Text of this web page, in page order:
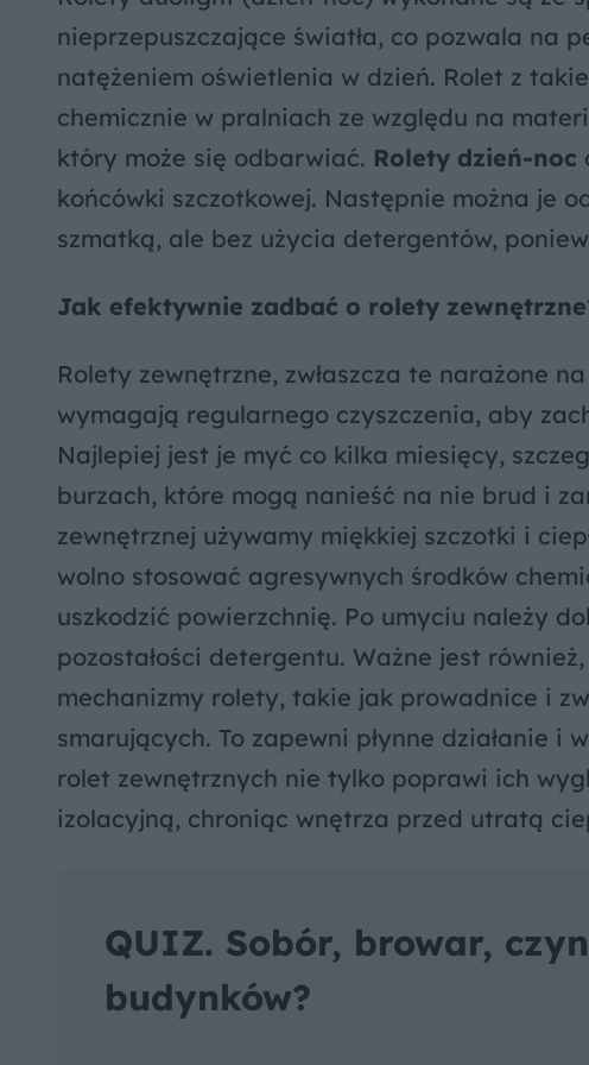
nieprzepuszczające światła, co pozwala na
natężeniem oświetlenia w dzień. Rolet z
chemicznie w pralniach ze względu na
który może się odbarwiać. Rolety dzień-noc
końcówki szczotkowej. Następnie można je
szmatką, ale bez użycia detergentów,
Jak efektywnie zadbać o rolety
Rolety zewnętrzne, zwłaszcza te narażone
wymagają regularnego czyszczenia, aby
Najlepiej jest je myć co kilka miesięcy,
burzach, które mogą nanieść na nie brud i
zewnętrznej używamy miękkiej szczotki i
wolno stosować agresywnych środków
uszkodzić powierzchnię. Po umyciu należy
pozostałości detergentu. Ważne jest
mechanizmy rolety, takie jak prowadnice i
smarujących. To zapewni płynne działanie i
rolet zewnętrznych nie tylko poprawi ich
izolacyjną, chroniąc wnętrza przed utratą
QUIZ. Sobór, browar,
budynków?